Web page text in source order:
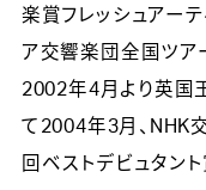
楽賞フレッシュアー
ア交響楽団全国ツア
2002年4月より英国
て2004年3月、NHK
回ベストデビュタン